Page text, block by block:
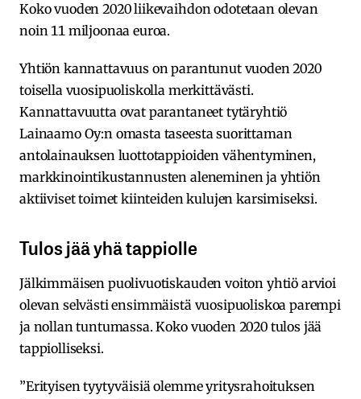
Koko vuoden 2020 liikevaihdon odotetaan olevan
noin 11 miljoonaa euroa.
Yhtiön kannattavuus on parantunut vuoden 2020
toisella vuosipuoliskolla merkittävästi.
Kannattavuutta ovat parantaneet tytäryhtiö
Lainaamo Oy:n omasta taseesta suorittaman
antolainauksen luottotappioiden vähentyminen,
markkinointikustannusten aleneminen ja yhtiön
aktiiviset toimet kiinteiden kulujen karsimiseksi.
Tulos jää yhä tappiolle
Jälkimmäisen puolivuotiskauden voiton yhtiö arvioi
olevan selvästi ensimmäistä vuosipuoliskoa parempi
ja nollan tuntumassa. Koko vuoden 2020 tulos jää
tappiolliseksi.
”Erityisen tyytyväisiä olemme yritysrahoituksen